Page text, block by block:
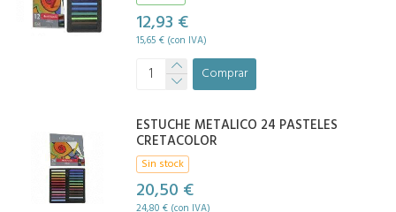
12,93 €
15,65 € (con IVA)
Comprar
ESTUCHE METALICO 24 PASTELES
CRETACOLOR
Sin stock
20,50 €
24,80 € (con IVA)